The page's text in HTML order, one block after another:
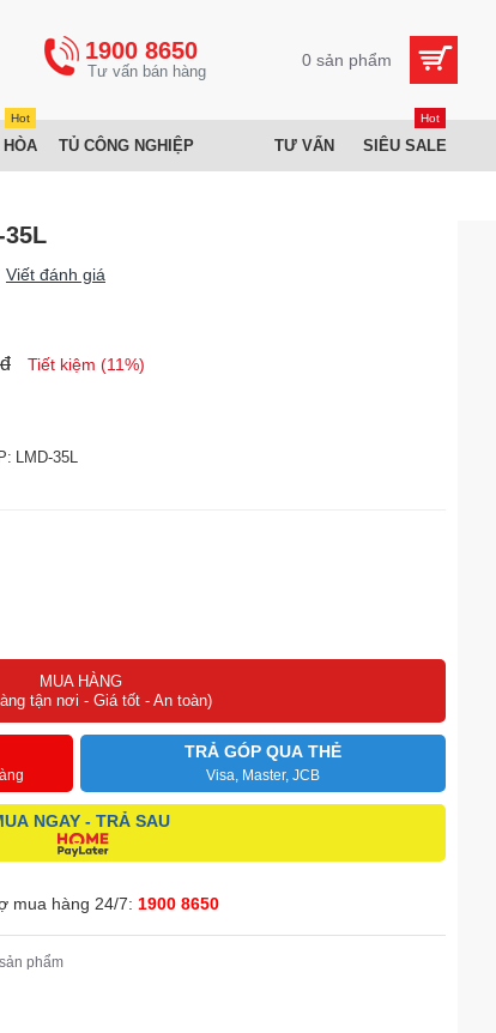
1900 8650 0 sản phẩm
Hot
TỦ CÔNG NGHIỆP TƯ VẤN SIÊU SALE
Hot
Viết đánh giá
Tiết kiệm (11%)
LMD-35L
MUA HÀNG
tận nơi - Giá tốt - An toàn)
TRẢ GÓP QUA THẺ
Visa, Master, JCB
NGAY - TRẢ SAU
mua hàng 24/7: 1900 8650
phẩm